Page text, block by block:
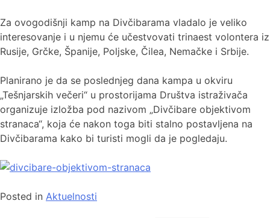
Za ovogodišnji kamp na Divčibarama vladalo je veliko
interesovanje i u njemu će učestvovati trinaest volontera iz
Rusije, Grčke, Španije, Poljske, Čilea, Nemačke i Srbije.
Planirano je da se poslednjeg dana kampa u okviru
„Tešnjarskih večeri“ u prostorijama Društva istraživača
organizuje izložba pod nazivom „Divčibare objektivom
stranaca“, koja će nakon toga biti stalno postavljena na
Divčibarama kako bi turisti mogli da je pogledaju.
Posted in Aktuelnosti